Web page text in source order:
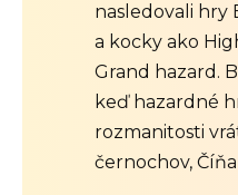
nasledovali hry
a kocky ako
Grand hazard.
keď hazardné
rozmanitosti
černochov,